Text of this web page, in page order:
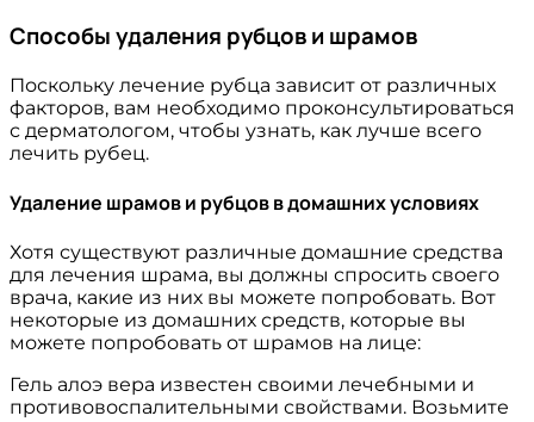
Способы удаления рубцов и шрамов
Поскольку лечение рубца зависит от различных
факторов, вам необходимо проконсультироваться
с дерматологом, чтобы узнать, как лучше всего
лечить рубец.
Удаление шрамов и рубцов в домашних условиях
Хотя существуют различные домашние средства
для лечения шрама, вы должны спросить своего
врача, какие из них вы можете попробовать. Вот
некоторые из домашних средств, которые вы
можете попробовать от шрамов на лице:
Гель алоэ вера известен своими лечебными и
противовоспалительными свойствами. Возьмите